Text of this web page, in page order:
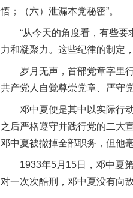
悟；（六）泄漏本党秘密”。
“从今天的角度看，有些要
力和凝聚力。这些纪律的制定
岁月无声，首部党章字里行
共产党人自觉尊崇党章、严守
邓中夏便是其中以实际行动
之后严格遵守并践行党的二大
邓中夏被撤掉全部职务，但他
1933年5月15日，邓中夏第
对一次次酷刑，邓中夏没有向